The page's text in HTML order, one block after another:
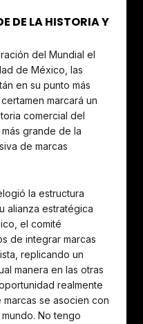
DE LA HISTORIA Y
del Mundial el
de México, las
en su punto más
marcará un
comercial del
grande de la
de marcas
la estructura
alianza estratégica
el comité
de integrar marcas
replicando un
manera en las otras
realmente
se asocien con
No tengo